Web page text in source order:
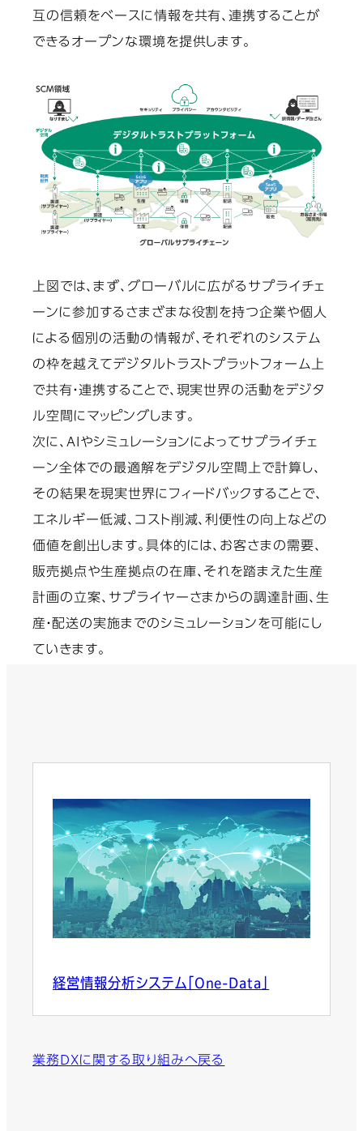
互の信頼をベースに情報を共有、連携することが
できるオープンな環境を提供します。
上図では、まず、グローバルに広がるサプライチェ
ーンに参加するさまざまな役割を持つ企業や個人
による個別の活動の情報が、それぞれのシステム
の枠を越えてデジタルトラストプラットフォーム上
で共有・連携することで、現実世界の活動をデジタ
ル空間にマッピングします。
次に、AIやシミュレーションによってサプライチェ
ーン全体での最適解をデジタル空間上で計算し、
その結果を現実世界にフィードバックすることで、
エネルギー低減、コスト削減、利便性の向上などの
価値を創出します。具体的には、お客さまの需要、
販売拠点や生産拠点の在庫、それを踏まえた生産
計画の立案、サプライヤーさまからの調達計画、生
産・配送の実施までのシミュレーションを可能にし
ていきます。
経営情報分析システム「One-Data」
業務DXに関する取り組みへ戻る